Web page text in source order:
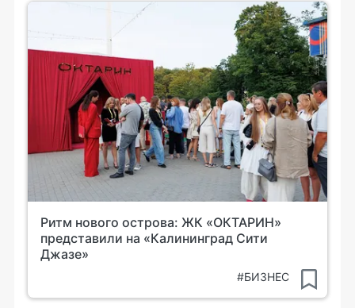
Ритм нового острова: ЖК «ОКТАРИН»
представили на «Калининград Сити
Джазе»
#БИЗНЕС